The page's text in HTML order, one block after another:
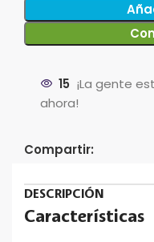
15 ¡La gente
ahora!
Compartir:
DESCRIPCIÓN
Características